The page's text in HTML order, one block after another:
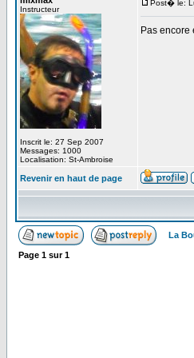
Instructeur
Inscrit le: 27 Sep 2007
Messages: 1000
Localisation: St-Ambroise
Post� le:
Pas encore
Revenir en haut de page
La
Page 1 sur1